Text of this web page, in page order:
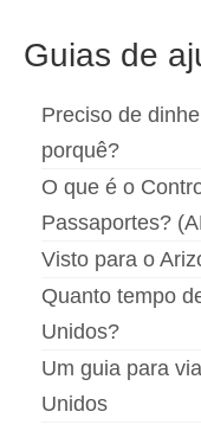
Guias de
Preciso de
porquê?
O que é o
Passaportes?
Visto para o
Quanto tempo
Unidos?
Um guia para
Unidos